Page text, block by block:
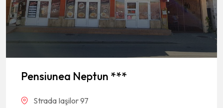
Pensiunea Neptun ***
Strada Iaşilor 97